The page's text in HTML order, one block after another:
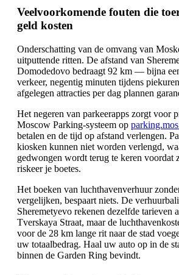
Veelvoorkomende fouten die
geld kosten
Onderschatting van de omvang van
uitputtende ritten. De afstand van
Domodedovo bedraagt 92 km — bijna
verkeer, negentig minuten tijdens
afgelegen attracties per dag plannen
Het negeren van parkeerapps zorgt voor
Moscow Parking-systeem op
betalen en de tijd op afstand verlengen.
kiosken kunnen niet worden verlengd,
gedwongen wordt terug te keren voordat
riskeer je boetes.
Het boeken van luchthavenverhuur
vergelijken, bespaart niets. De
Sheremetyevo rekenen dezelfde tarieven
Tverskaya Straat, maar de
voor de 28 km lange rit naar de stad
uw totaalbedrag. Haal uw auto op in de
binnen de Garden Ring bevindt.